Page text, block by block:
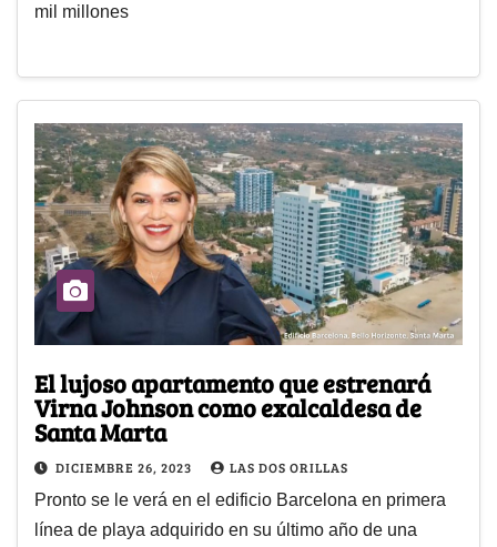
mil millones
El lujoso apartamento que estrenará
Virna Johnson como exalcaldesa de
Santa Marta
DICIEMBRE 26, 2023 LAS DOS ORILLAS
Pronto se le verá en el edificio Barcelona en primera
línea de playa adquirido en su último año de una